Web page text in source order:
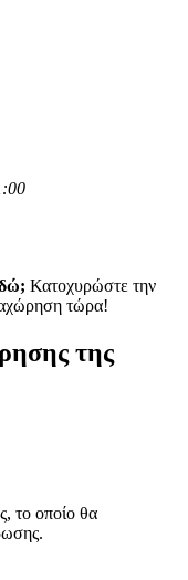
Κατοχυρώστε την
τώρα!
της
το οποίο θα